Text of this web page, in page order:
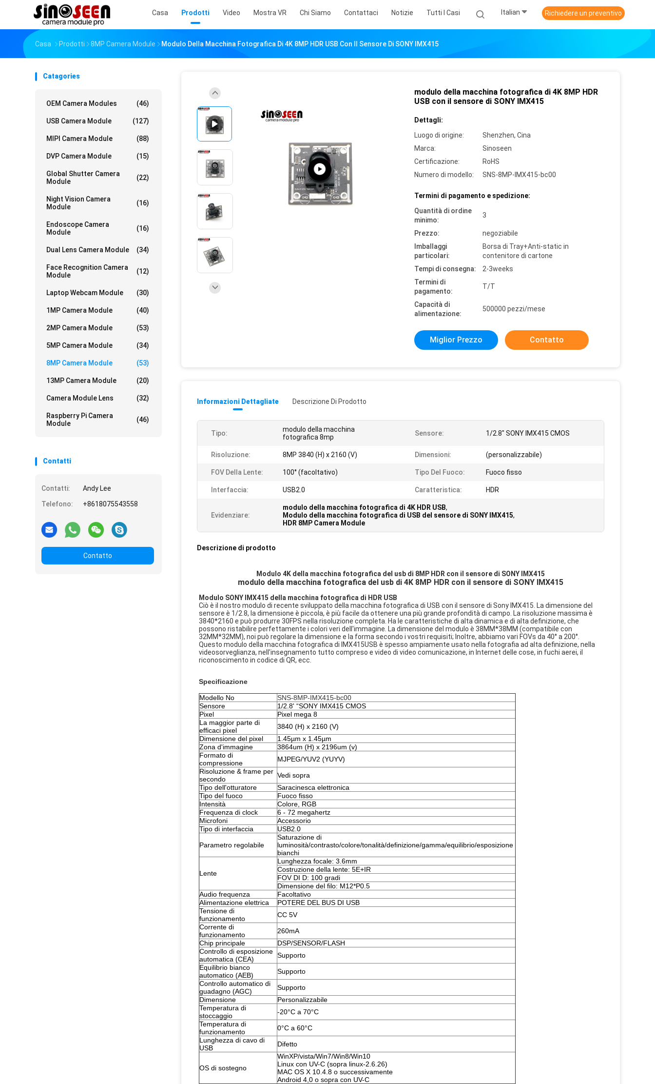
Casa Prodotti Video Mostra VR Chi Siamo Contattaci Notizie Tutti I Casi Italian Richiedere un preventivo
Casa Prodotti 8MP Camera Module Modulo Della Macchina Fotografica Di 4K 8MP HDR USB Con Il Sensore Di SONY IMX415
Catagories
OEM Camera Modules (46)
USB Camera Module (127)
MIPI Camera Module (88)
DVP Camera Module (15)
Global Shutter Camera
Module
(22)
Night Vision Camera
Module
(16)
Endoscope Camera
Module
(16)
Dual Lens Camera Module (34)
Face Recognition Camera
Module
(12)
Laptop Webcam Module (30)
1MP Camera Module (40)
2MP Camera Module (53)
5MP Camera Module (34)
8MP Camera Module (53)
13MP Camera Module (20)
Camera Module Lens (32)
Raspberry Pi Camera
Module
(46)
Contatti
Contatti:
Andy Lee
Telefono:
+8618075543558
Contatto
modulo della macchina fotografica di 4K 8MP HDR
USB con il sensore di SONY IMX415
Dettagli:
Luogo di origine:
Shenzhen, Cina
Marca:
Sinoseen
Certificazione:
RoHS
Numero di modello:
SNS-8MP-IMX415-bc00
Termini di pagamento e spedizione:
Quantità di ordine
minimo:
3
Prezzo:
negoziabile
Imballaggi
particolari:
Borsa di Tray+Anti-static in
contenitore di cartone
Tempi di consegna:
2-3weeks
Termini di
pagamento:
T/T
Capacità di
alimentazione:
500000 pezzi/mese
Miglior Prezzo Contatto
Informazioni Dettagliate Descrizione Di Prodotto
Tipo:
modulo della macchina
fotografica 8mp
Sensore: 1/2.8" SONY IMX415 CMOS
Risoluzione: 8MP 3840 (H) x 2160 (V) Dimensioni: (personalizzabile)
FOV Della Lente: 100° (facoltativo) Tipo Del Fuoco: Fuoco fisso
Interfaccia: USB2.0 Caratteristica: HDR
Evidenziare:
modulo della macchina fotografica di 4K HDR USB,
Modulo della macchina fotografica di USB del sensore di SONY IMX415,
HDR 8MP Camera Module
Descrizione di prodotto
Modulo 4K della macchina fotografica del usb di 8MP HDR con il sensore di SONY IMX415
modulo della macchina fotografica del usb di 4K 8MP HDR con il sensore di SONY IMX415
Modulo SONY IMX415 della macchina fotografica di HDR USB
Ciò è il nostro modulo di recente sviluppato della macchina fotografica di USB con il sensore di Sony IMX415. La dimensione del
sensore è 1/2.8, la dimensione è piccola, è più facile da ottenere una più grande profondità di campo. La risoluzione massima è
3840*2160 e può produrre 30FPS nella risoluzione completa. Ha le caratteristiche di alta dinamica e di alta definizione, che
possono ristabilire perfettamente i colori veri dell'immagine. La dimensione del modulo è 38MM*38MM (compatibile con
32MM*32MM), noi può regolare la dimensione e la forma secondo i vostri requisiti; Inoltre, abbiamo vari FOVs da 40° a 200°.
Questo modulo della macchina fotografica di IMX415USB è spesso ampiamente usato nella fotografia ad alta definizione, nella
videosorveglianza, nell'insegnamento tutto compreso e video di video comunicazione, in Internet delle cose, in fuchi aerei, il
riconoscimento in codice di QR, ecc.
Specificazione
Modello No
SNS-8MP-IMX415-bc00
Sensore
1/2.8' “SONY IMX415 CMOS
Pixel
Pixel mega 8
La maggior parte di
efficaci pixel
3840 (H) x 2160 (V)
Dimensione del pixel
1.45µm x 1.45µm
Zona d'immagine
3864um (H) x 2196um (v)
Formato di
compressione
MJPEG/YUV2 (YUYV)
Risoluzione & frame per
secondo
Vedi sopra
Tipo dell'otturatore
Saracinesca elettronica
Tipo del fuoco
Fuoco fisso
Intensità
Colore, RGB
Frequenza di clock
6 - 72 megahertz
Microfoni
Accessorio
Tipo di interfaccia
USB2.0
Parametro regolabile
Saturazione di
luminosità/contrasto/colore/tonalità/definizione/gamma/equilibrio/esposizione
bianchi
Lente
Lunghezza focale: 3.6mm
Costruzione della lente: 5E+IR
FOV DI D: 100 gradi
Dimensione del filo: M12*P0.5
Audio frequenza
Facoltativo
Alimentazione elettrica
POTERE DEL BUS DI USB
Tensione di
funzionamento
CC 5V
Corrente di
funzionamento
260mA
Chip principale
DSP/SENSOR/FLASH
Controllo di esposizione
automatica (CEA)
Supporto
Equilibrio bianco
automatico (AEB)
Supporto
Controllo automatico di
guadagno (AGC)
Supporto
Dimensione
Personalizzabile
Temperatura di
stoccaggio
-20°C a 70°C
Temperatura di
funzionamento
0°C a 60°C
Lunghezza di cavo di
USB
Difetto
OS di sostegno
WinXP/vista/Win7/Win8/Win10
Linux con UV-C (sopra linux-2.6.26)
MAC OS X 10.4.8 o successivamente
Android 4,0 o sopra con UV-C